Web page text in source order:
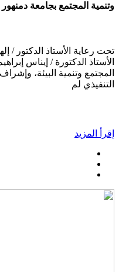
وتنمية المجتمع بجامعة
الأستاذ الدكتورة / إيناس
المجتمع وتنمية البيئة،
التنفيذي لم
إقرأ المزيد